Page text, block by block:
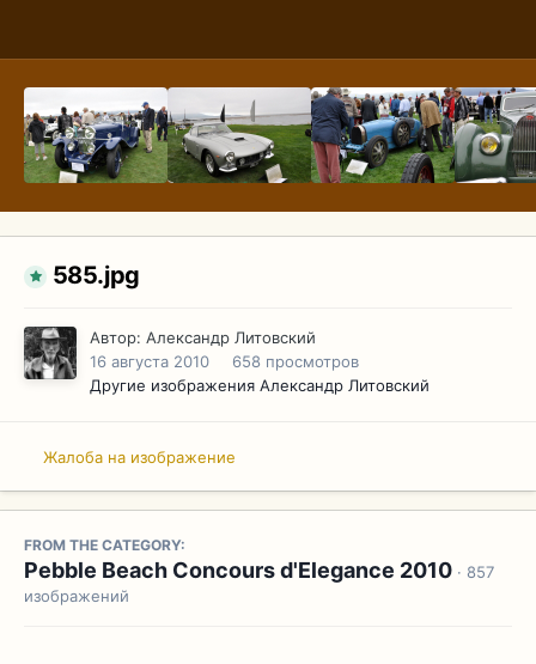
585.jpg
Автор: Александр Литовский
16 августа 2010
658 просмотров
Другие изображения Александр Литовский
Жалоба на изображение
FROM THE CATEGORY:
Pebble Beach Concours d'Elegance 2010 · 857
изображений